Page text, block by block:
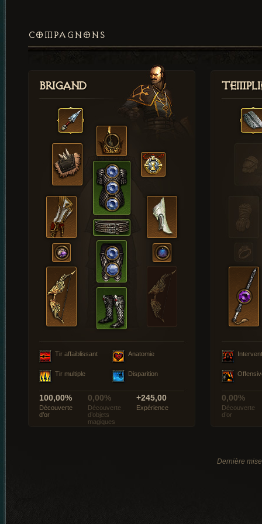
COMPAGNONS
Brigand
Tir affaiblissant Anatomie
Tir multiple Disparition
100,00%
Découverte
d’or
0,00%
Découverte
d’objets
magiques
+245,00
Expérience
0,00%
Découverte
d’or
Dernière